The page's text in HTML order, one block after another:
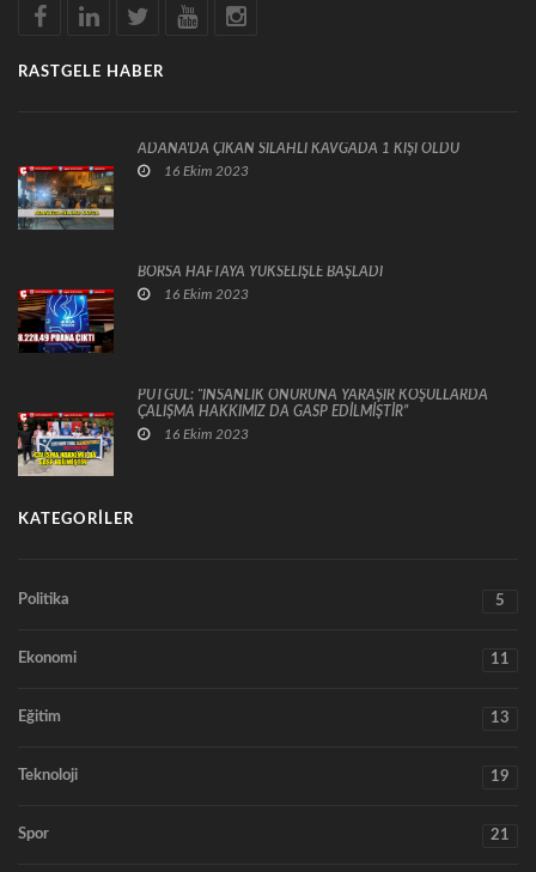
RASTGELE HABER
ADANA'DA ÇIKAN SİLAHLI KAVGADA 1 KİŞİ ÖLDÜ
16 Ekim 2023
BORSA HAFTAYA YÜKSELİŞLE BAŞLADI
16 Ekim 2023
PUTGÜL: “İNSANLIK ONURUNA YARAŞIR KOŞULLARDA
ÇALIŞMA HAKKIMIZ DA GASP EDİLMİŞTİR”
16 Ekim 2023
KATEGORILER
Politika 5
Ekonomi 11
Eğitim 13
Teknoloji 19
Spor 21